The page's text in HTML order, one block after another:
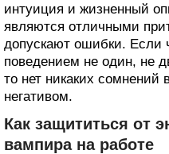
интуиция и жизненный
являются отличными
допускают ошибки. Если
поведением не один, не
то нет никаких сомнений
негативом.
Как защититься от
вампира на работе